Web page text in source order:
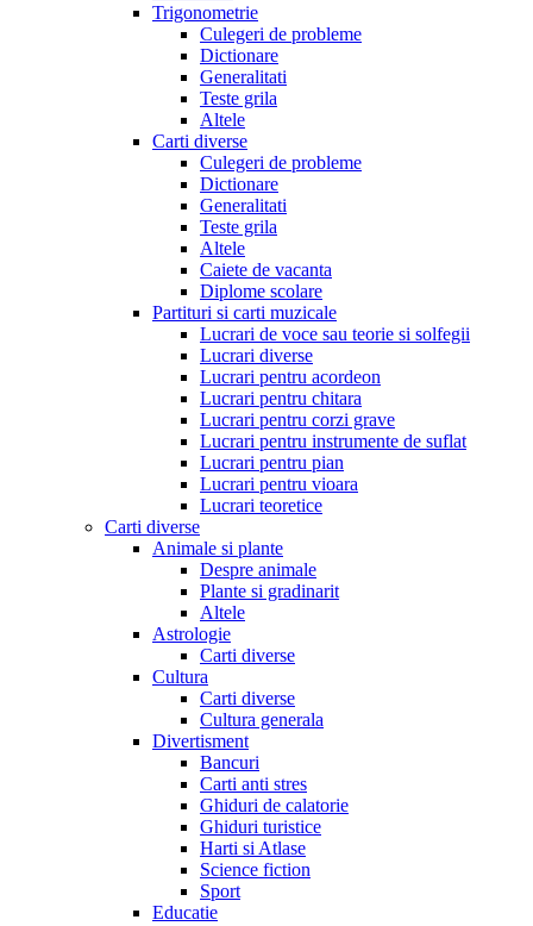
Trigonometrie
Culegeri de probleme
Dictionare
Generalitati
Teste grila
Altele
Carti diverse
Culegeri de probleme
Dictionare
Generalitati
Teste grila
Altele
Caiete de vacanta
Diplome scolare
Partituri si carti muzicale
Lucrari de voce sau teorie si solfegii
Lucrari diverse
Lucrari pentru acordeon
Lucrari pentru chitara
Lucrari pentru corzi grave
Lucrari pentru instrumente de suflat
Lucrari pentru pian
Lucrari pentru vioara
Lucrari teoretice
Carti diverse
Animale si plante
Despre animale
Plante si gradinarit
Altele
Astrologie
Carti diverse
Cultura
Carti diverse
Cultura generala
Divertisment
Bancuri
Carti anti stres
Ghiduri de calatorie
Ghiduri turistice
Harti si Atlase
Science fiction
Sport
Educatie